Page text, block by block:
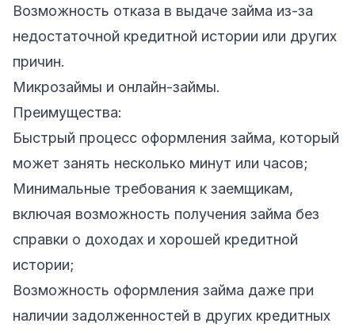
Возможность отказа в выдаче займа из-за
недостаточной кредитной истории или других
причин.
Микрозаймы и онлайн-займы.
Преимущества:
Быстрый процесс оформления займа, который
может занять несколько минут или часов;
Минимальные требования к заемщикам,
включая возможность получения займа без
справки о доходах и хорошей кредитной
истории;
Возможность оформления займа даже при
наличии задолженностей в других кредитных